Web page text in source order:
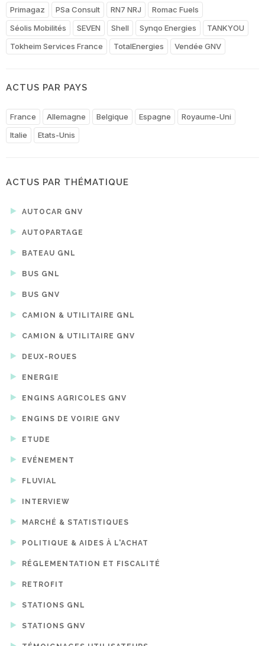
Primagaz
PSa Consult RN7 NRJ
Romac Fuels
Séolis Mobilités
SEVEN Shell Synqo Energies
TANKYOU
Tokheim Services France
TotalEnergies Vendée GNV
ACTUS PAR PAYS
France Allemagne Belgique Espagne
Royaume-Uni
Italie
Etats-Unis
ACTUS PAR THÉMATIQUE
AUTOCAR GNV
AUTOPARTAGE
BATEAU GNL
BUS GNL
BUS GNV
CAMION & UTILITAIRE GNL
CAMION & UTILITAIRE GNV
DEUX-ROUES
ENERGIE
ENGINS AGRICOLES GNV
ENGINS DE VOIRIE GNV
ETUDE
EVÉNEMENT
FLUVIAL
INTERVIEW
MARCHÉ & STATISTIQUES
POLITIQUE & AIDES À L'ACHAT
RÉGLEMENTATION ET FISCALITÉ
RETROFIT
STATIONS GNL
STATIONS GNV